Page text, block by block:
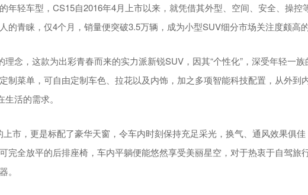
年轻车型，CS15自2016年4月上市以来，就凭借其外型、空间、安全、操控
的青睐，仅4个月，销量便突破3.5万辆，成为小型SUV细分市场关注度颇高的
理念，这款为出彩青春而来的实力派新锐SUV，因其“个性化”，深受年轻一
制菜单，可自由定制车色、拉花以及内饰，加之多项智能科技配置，从外到
生活的需求。
上市，更是标配了豪华天窗，令车内时刻保持充足采光，换气、通风效果俱
完全放平的后排座椅，车内平躺便能悠然享受美丽星空，对于热衷于自驾旅
。